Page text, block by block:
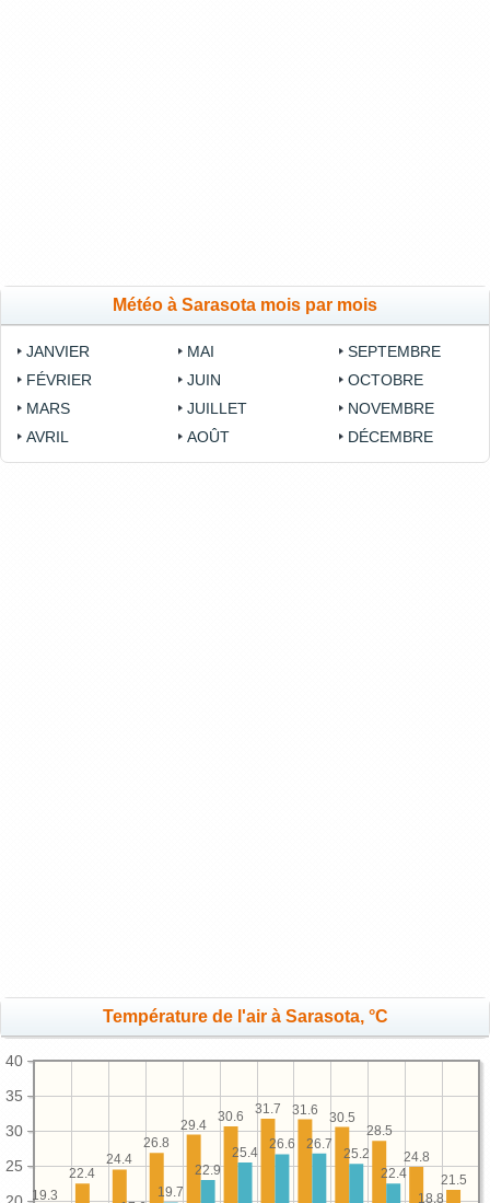
Météo à Sarasota mois par mois
JANVIER
FÉVRIER
MARS
AVRIL
MAI
JUIN
JUILLET
AOÛT
SEPTEMBRE
OCTOBRE
NOVEMBRE
DÉCEMBRE
Température de l'air à Sarasota, °C
25
30
35
40
21.5
24.8
28.5
30.5
31.6
31.7
30.6
29.4
26.8
24.4
22.4
19.3
18.8
22.4
25.2
26.7
26.6
25.4
22.9
19.7